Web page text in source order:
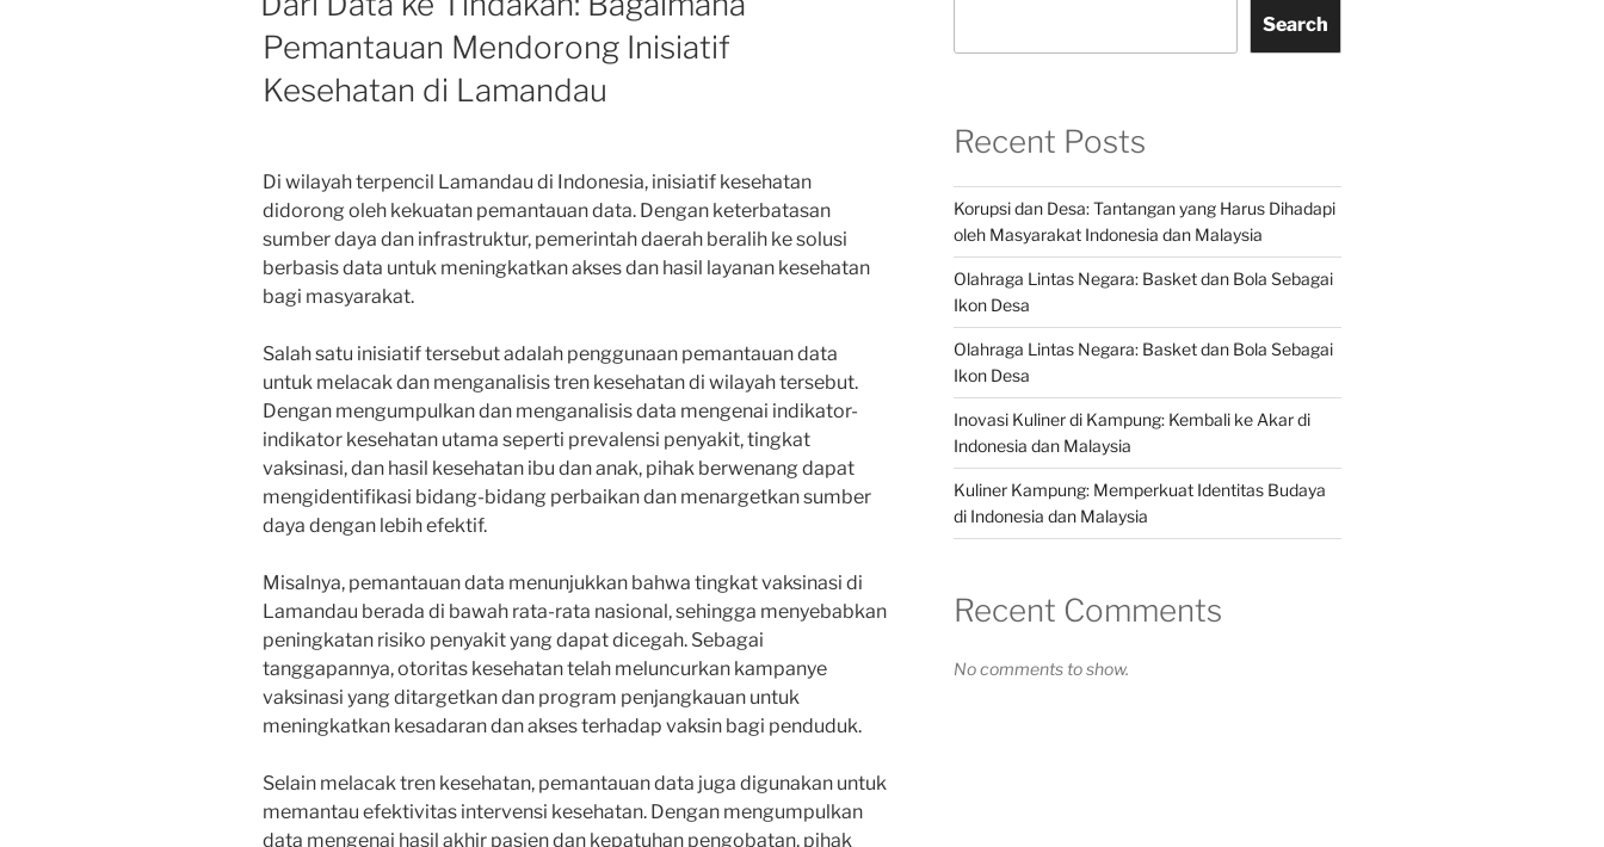
Pemantauan Mendorong Inisiatif
Kesehatan di Lamandau
Di wilayah terpencil Lamandau di Indonesia, inisiatif kesehatan
didorong oleh kekuatan pemantauan data. Dengan keterbatasan
sumber daya dan infrastruktur, pemerintah daerah beralih ke solusi
berbasis data untuk meningkatkan akses dan hasil layanan kesehatan
bagi masyarakat.
Salah satu inisiatif tersebut adalah penggunaan pemantauan data
untuk melacak dan menganalisis tren kesehatan di wilayah tersebut.
Dengan mengumpulkan dan menganalisis data mengenai indikator-
indikator kesehatan utama seperti prevalensi penyakit, tingkat
vaksinasi, dan hasil kesehatan ibu dan anak, pihak berwenang dapat
mengidentifikasi bidang-bidang perbaikan dan menargetkan sumber
daya dengan lebih efektif.
Misalnya, pemantauan data menunjukkan bahwa tingkat vaksinasi di
Lamandau berada di bawah rata-rata nasional, sehingga menyebabkan
peningkatan risiko penyakit yang dapat dicegah. Sebagai
tanggapannya, otoritas kesehatan telah meluncurkan kampanye
vaksinasi yang ditargetkan dan program penjangkauan untuk
meningkatkan kesadaran dan akses terhadap vaksin bagi penduduk.
Selain melacak tren kesehatan, pemantauan data juga digunakan untuk
memantau efektivitas intervensi kesehatan. Dengan mengumpulkan
data mengenai hasil akhir pasien dan kepatuhan pengobatan, pihak
Search
Recent Posts
Korupsi dan Desa: Tantangan yang Harus Dihadapi
oleh Masyarakat Indonesia dan Malaysia
Olahraga Lintas Negara: Basket dan Bola Sebagai
Ikon Desa
Olahraga Lintas Negara: Basket dan Bola Sebagai
Ikon Desa
Inovasi Kuliner di Kampung: Kembali ke Akar di
Indonesia dan Malaysia
Kuliner Kampung: Memperkuat Identitas Budaya
di Indonesia dan Malaysia
Recent Comments
No comments to show.